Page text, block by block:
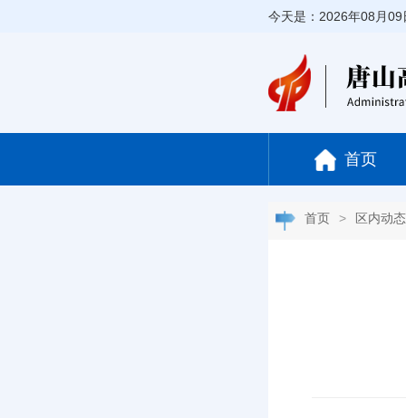
今天是：2026年08月09
首页
首页 > 区内动态